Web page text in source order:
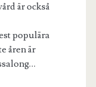
är också
populära
åren är